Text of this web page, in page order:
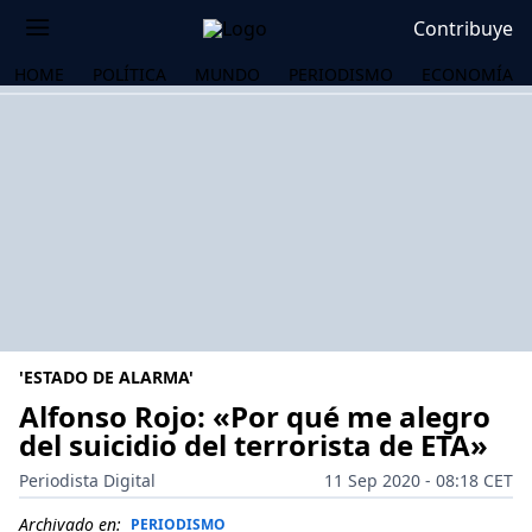
Contribuye
HOME POLÍTICA MUNDO PERIODISMO ECONOMÍA
'ESTADO DE ALARMA'
Alfonso Rojo: «Por qué me alegro
del suicidio del terrorista de ETA»
Periodista Digital
11 Sep 2020 - 08:18 CET
Archivado en: PERIODISMO